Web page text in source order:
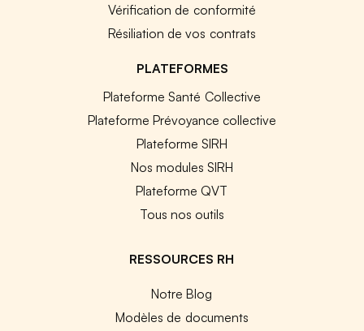
Vérification de conformité
Résiliation de vos contrats
PLATEFORMES
Plateforme Santé Collective
Plateforme Prévoyance collective
Plateforme SIRH
Nos modules SIRH
Plateforme QVT
Tous nos outils
RESSOURCES RH
Notre Blog
Modèles de documents